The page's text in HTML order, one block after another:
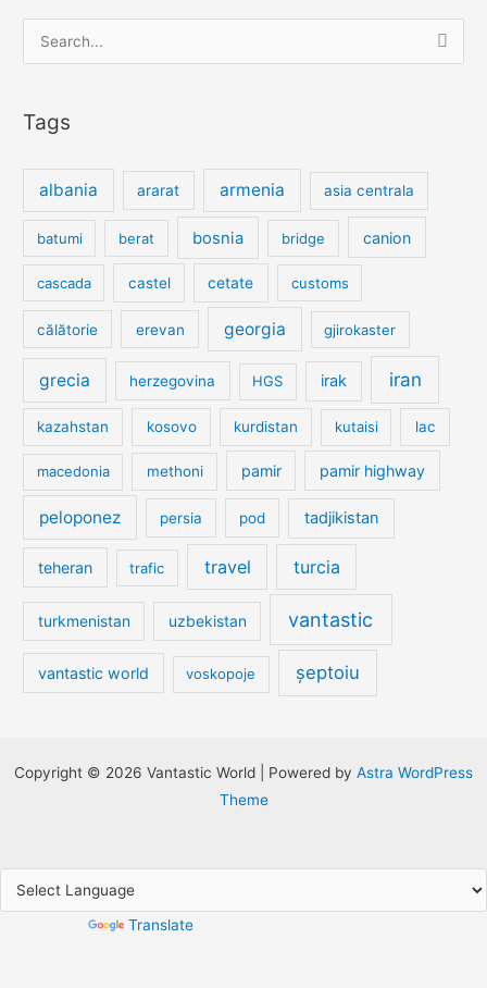
Search
for:
Tags
albania ararat armenia asia centrala
batumi berat bosnia bridge canion
cascada castel cetate customs
călătorie erevan georgia gjirokaster
grecia herzegovina HGS irak iran
kazahstan kosovo kurdistan kutaisi lac
macedonia methoni pamir pamir highway
peloponez persia pod tadjikistan
teheran trafic travel turcia
turkmenistan uzbekistan vantastic
vantastic world voskopoje șeptoiu
Copyright © 2026 Vantastic World | Powered by Astra WordPress
Theme
Translate